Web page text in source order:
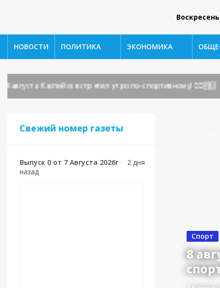
НОВОСТИ ПОЛИТИКА ЭКОНОМИКА
Каспийск встретил утро по-спортивному! 🏃‍♂️🇷🇺
Свежий номер газеты
Выпуск 0 от 7 Августа 2026г • 2 дня
назад
Спорт
8